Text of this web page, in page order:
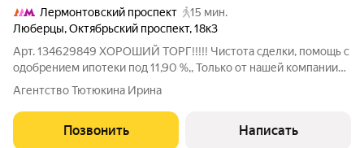
Лермонтовский проспект
15 мин.
Люберцы,Октябрьский проспект,18к3
Арт. 134629849 ХОРОШИЙ ТОРГ!!!!! Чистота сделки, помощь с
одобрением ипотеки под 11,90 %,, Только от нашей компании
можно взять ставку на ипотеку 11,90 % на весь срок ипотеки! А
так же рефинансирования. Продаётся просторная 3 -комнатная
квартира в
Агентство Тютюкина Ирина
Позвонить Написать